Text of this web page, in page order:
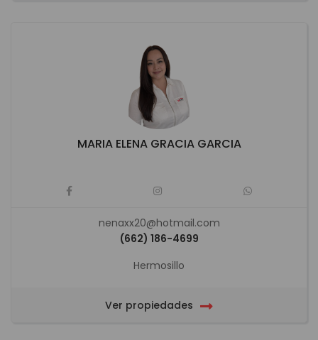
MARIA ELENA GRACIA GARCIA
nenaxx20@hotmail.com
(662) 186-4699
Hermosillo
Ver propiedades